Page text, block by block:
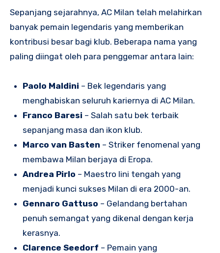
Sepanjang sejarahnya, AC Milan telah melahirkan
banyak pemain legendaris yang memberikan
kontribusi besar bagi klub. Beberapa nama yang
paling diingat oleh para penggemar antara lain:
Paolo Maldini – Bek legendaris yang
menghabiskan seluruh kariernya di AC Milan.
Franco Baresi – Salah satu bek terbaik
sepanjang masa dan ikon klub.
Marco van Basten – Striker fenomenal yang
membawa Milan berjaya di Eropa.
Andrea Pirlo – Maestro lini tengah yang
menjadi kunci sukses Milan di era 2000-an.
Gennaro Gattuso – Gelandang bertahan
penuh semangat yang dikenal dengan kerja
kerasnya.
Clarence Seedorf – Pemain yang